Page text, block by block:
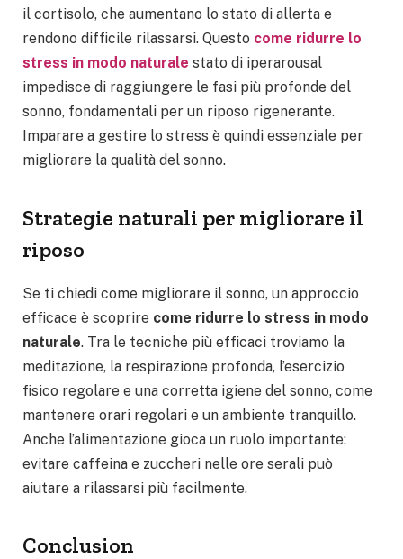
il cortisolo, che aumentano lo stato di allerta e
rendono difficile rilassarsi. Questo come ridurre lo
stress in modo naturale stato di iperarousal
impedisce di raggiungere le fasi più profonde del
sonno, fondamentali per un riposo rigenerante.
Imparare a gestire lo stress è quindi essenziale per
migliorare la qualità del sonno.
Strategie naturali per migliorare il
riposo
Se ti chiedi come migliorare il sonno, un approccio
efficace è scoprire come ridurre lo stress in modo
naturale. Tra le tecniche più efficaci troviamo la
meditazione, la respirazione profonda, l’esercizio
fisico regolare e una corretta igiene del sonno, come
mantenere orari regolari e un ambiente tranquillo.
Anche l’alimentazione gioca un ruolo importante:
evitare caffeina e zuccheri nelle ore serali può
aiutare a rilassarsi più facilmente.
Conclusion